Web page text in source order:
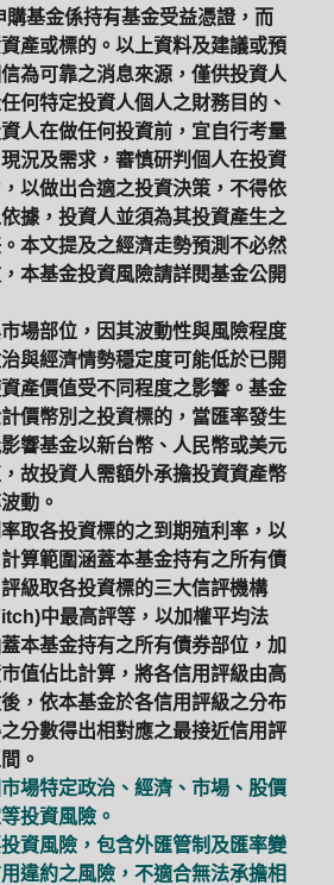
購基金係持有基金受益憑證，而
產或標的。以上資料及建議或預
為可靠之消息來源，僅供投資人
何特定投資人個人之財務目的、
人在做任何投資前，宜自行考量
況及需求，審慎研判個人在投資
以做出合適之投資決策，不得依
據，投資人並須為其投資產生之
本文提及之經濟走勢預測不必然
本基金投資風險請詳閱基金公開
場部位，因其波動性與風險程度
與經濟情勢穩定度可能低於已開
產價值受不同程度之影響。基金
價幣別之投資標的，當匯率發生
響基金以新台幣、人民幣或美元
故投資人需額外承擔投資資產幣
動。
取各投資標的之到期殖利率，以
算範圍涵蓋本基金持有之所有債
級取各投資標的三大信評機構
中最高評等，以加權平均法
本基金持有之所有債券部位，加
值佔比計算，將各信用評級由高
，依本基金於各信用評級之分布
分數得出相對應之最接近信用評
。
場特定政治、經濟、市場、股價
投資風險。
資風險，包含外匯管制及匯率變
違約之風險，不適合無法承擔相